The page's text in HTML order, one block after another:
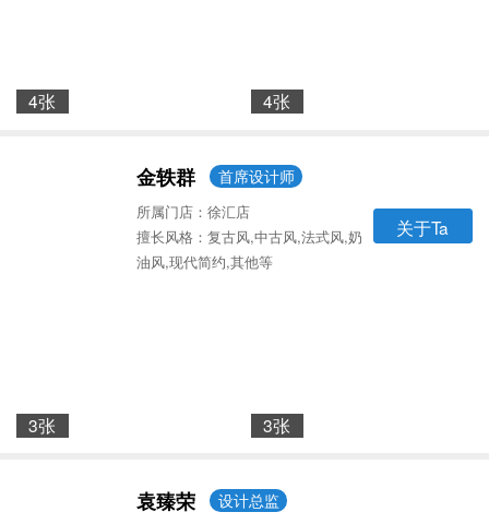
4张 4张
金轶群 首席设计师
所属门店：徐汇店
擅长风格：复古风,中古风,法式风,奶
油风,现代简约,其他等
关于Ta
3张 3张
袁臻荣 设计总监